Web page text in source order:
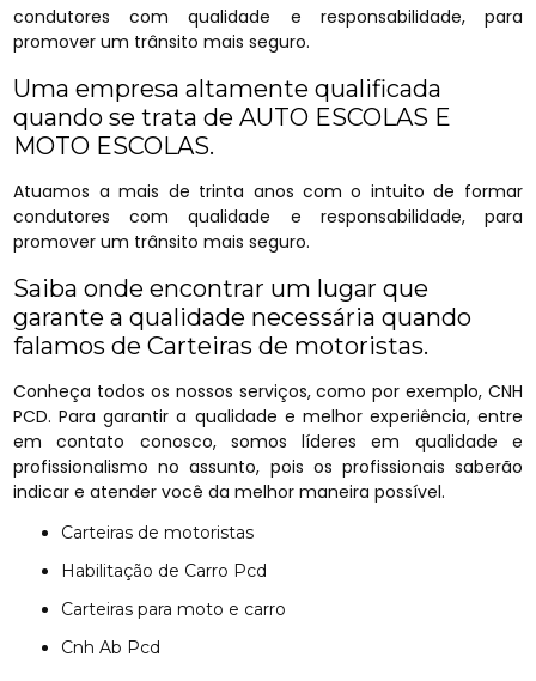
condutores com qualidade e responsabilidade, para
promover um trânsito mais seguro.
Uma empresa altamente qualificada
quando se trata de AUTO ESCOLAS E
MOTO ESCOLAS.
Atuamos a mais de trinta anos com o intuito de formar
condutores com qualidade e responsabilidade, para
promover um trânsito mais seguro.
Saiba onde encontrar um lugar que
garante a qualidade necessária quando
falamos de Carteiras de motoristas.
Conheça todos os nossos serviços, como por exemplo, CNH
PCD. Para garantir a qualidade e melhor experiência, entre
em contato conosco, somos líderes em qualidade e
profissionalismo no assunto, pois os profissionais saberão
indicar e atender você da melhor maneira possível.
Carteiras de motoristas
Habilitação de Carro Pcd
Carteiras para moto e carro
Cnh Ab Pcd